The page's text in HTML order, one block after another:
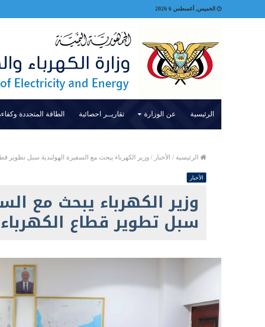
الخميس, أغسطس 6 2026
الرئيسية عن الوزارة تقاريــر احصائية الطاقة المتجددة
الرئيسية / الأخبار /وزير الكهرباء يبحث مع السفيرة الهولندية سبل تطوير
الأخبار
وزير الكهرباء يبحث مع
سبل تطوير قطاع الكهرباء